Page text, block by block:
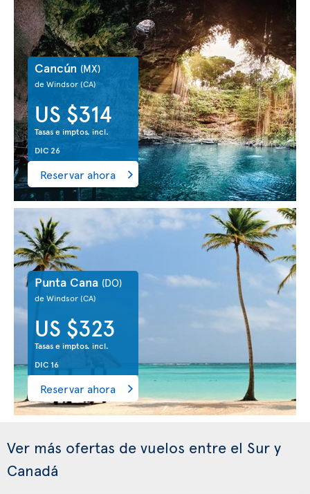
Cancún (MX)
de Windsor(CA)
US $314
Tasas e imptos. incl.
DIC 26
Reservar ahora
Punta Cana (DO)
de Windsor(CA)
US $323
Tasas e imptos. incl.
DIC 16
Reservar ahora
Ver más ofertas de vuelos entre el Sur y
Canadá